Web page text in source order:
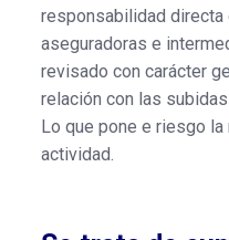
responsabilidad
aseguradoras e
revisado con carácter
relación con las
Lo que pone e riesgo
actividad.